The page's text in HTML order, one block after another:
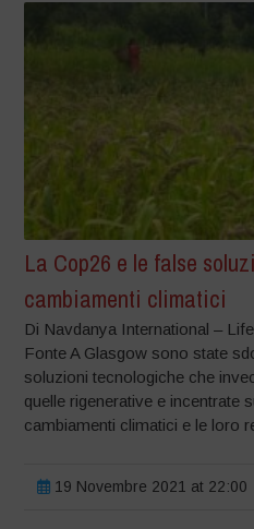
La Cop26 e le false
cambiamenti climatici
Di Navdanya International –
Fonte A Glasgow sono state
soluzioni tecnologiche che
quelle rigenerative e incentrate
cambiamenti climatici e le loro
19 Novembre 2021 at 22:00